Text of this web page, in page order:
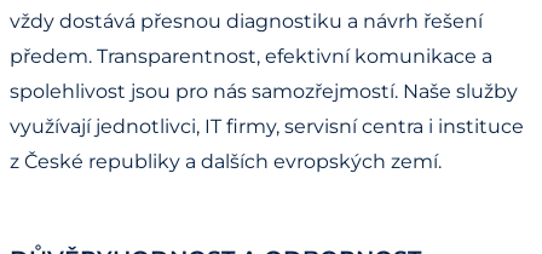
vždy dostává přesnou diagnostiku a návrh řešení
předem. Transparentnost, efektivní komunikace a
spolehlivost jsou pro nás samozřejmostí. Naše služby
využívají jednotlivci, IT firmy, servisní centra i instituce
z České republiky a dalších evropských zemí.